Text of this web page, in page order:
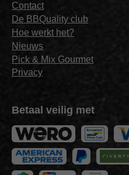
Contact
De BBQuality club
Hoe werkt het?
Nieuws
Pick & Mix Gourmet
Privacy
Betaal veilig met